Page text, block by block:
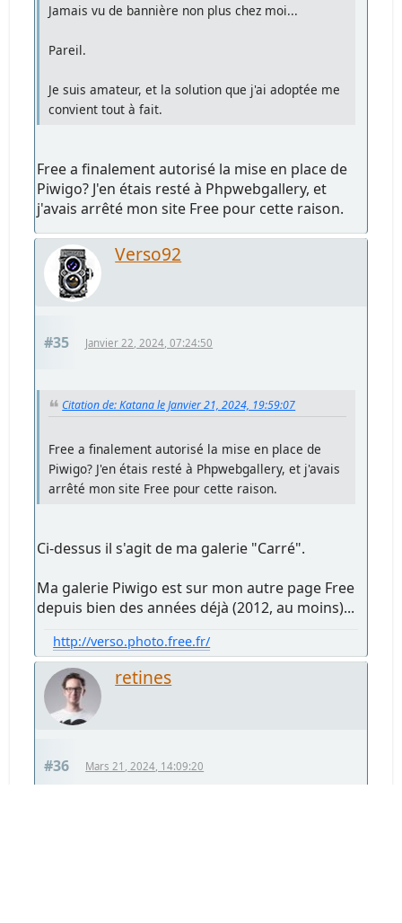
Jamais vu de bannière non plus chez moi...
Pareil.
Je suis amateur, et la solution que j'ai adoptée me
convient tout à fait.
Free a finalement autorisé la mise en place de
Piwigo? J'en étais resté à Phpwebgallery, et
j'avais arrêté mon site Free pour cette raison.
Verso92
#35 Janvier 22, 2024, 07:24:50
Citation de: Katana le Janvier 21, 2024, 19:59:07
Free a finalement autorisé la mise en place de
Piwigo? J'en étais resté à Phpwebgallery, et j'avais
arrêté mon site Free pour cette raison.
Ci-dessus il s'agit de ma galerie "Carré".
Ma galerie Piwigo est sur mon autre page Free
depuis bien des années déjà (2012, au moins)...
http://verso.photo.free.fr/
retines
#36 Mars 21, 2024, 14:09:20